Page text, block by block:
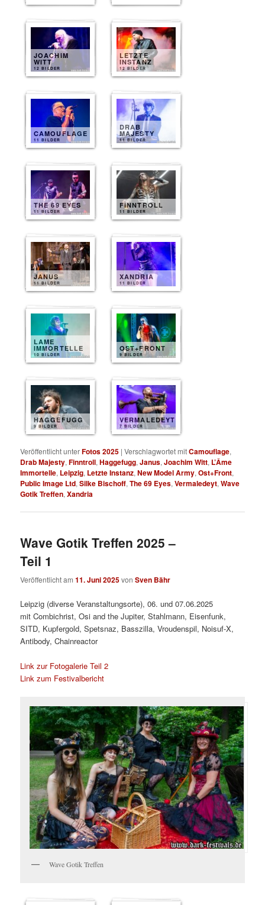
JOACHIM
WITT
12 BILDER
LETZTE
INSTANZ
12 BILDER
CAMOUFLAGE
11 BILDER
DRAB
MAJESTY
11 BILDER
THE 69 EYES
11 BILDER
FINNTROLL
11 BILDER
JANUS
11 BILDER
XANDRIA
11 BILDER
LAME
IMMORTELLE
10 BILDER
OST+FRONT
9 BILDER
HAGGEFUGG
9 BILDER
VERMALEDEYT
7 BILDER
Veröffentlicht unterFotos 2025 |Verschlagwortet mitCamouflage,
Drab Majesty,Finntroll,Haggefugg,Janus,Joachim Witt, L’Âme
Immortelle, Leipzig, Letzte Instanz,New Model Army,Ost+Front,
Public Image Ltd,Silke Bischoff,The 69 Eyes,Vermaledeyt,Wave
Gotik Treffen,Xandria
Wave Gotik Treffen 2025 –
Teil 1
Veröffentlicht am11. Juni 2025vonSven Bähr
Leipzig (diverse Veranstaltungsorte), 06. und 07.06.2025
mit Combichrist, Osi and the Jupiter, Stahlmann, Eisenfunk,
SITD, Kupfergold, Spetsnaz, Basszilla, Vroudenspil, Noisuf-X,
Antibody, Chainreactor
Link zur Fotogalerie Teil 2
Link zum Festivalbericht
Wave Gotik Treffen